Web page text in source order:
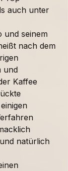
auch unter
und seinem
nach dem
und
Kaffee
natürlich